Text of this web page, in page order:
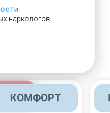
наркологов
руб.
КОМФОРТ